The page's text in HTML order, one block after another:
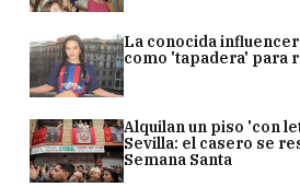
La conocida influencer
como 'tapadera' para
Alquilan un piso 'con
Sevilla: el casero se
Semana Santa